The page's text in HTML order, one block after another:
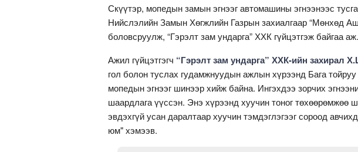
Скүүтэр, мопедын замын эгнээг автомашины эгнээнээс
Нийслэлийн Замын Хөгжлийн Газрын захиалгаар “Мөнхөд
боловсруулж, “Гэрэлт зам ундарга” ХХК гүйцэтгэж байгаа аж.
Ажил гүйцэтгэгч “Гэрэлт зам ундарга” ХХК-ийн захирал
гол болон туслах гудамжнуудын ажлын хүрээнд Бага
мопедын эгнээг шинээр хийж байна. Ингэхдээ зорчих
шаардлага үүссэн. Энэ хүрээнд хуучин тоног төхөөрөмжөө
эвдэхгүй усан даралтаар хуучин тэмдэглэгээг сороод
юм" хэмээв.